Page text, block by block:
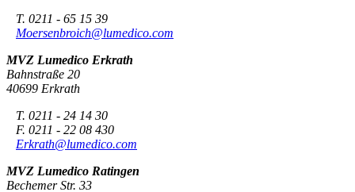
T. 0211 - 65 15 39
Moersenbroich@lumedico.com
MVZ Lumedico Erkrath
Bahnstraße 20
40699 Erkrath
T. 0211 - 24 14 30
F. 0211 - 22 08 430
Erkrath@lumedico.com
MVZ Lumedico Ratingen
Bechemer Str. 33